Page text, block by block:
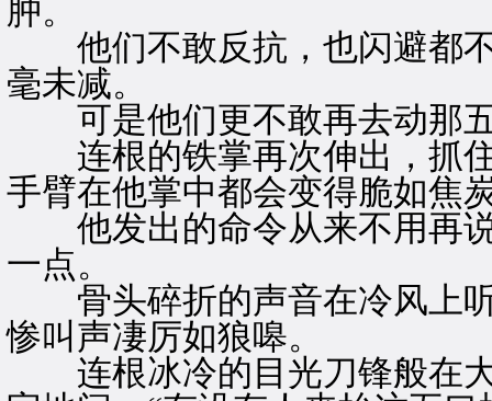
肿。
他们不敢反抗，也闪避都不
毫未减。
可是他们更不敢再去动那
连根的铁掌再次伸出，抓住
手臂在他掌中都会变得脆如焦
他发出的命令从来不用再说
一点。
骨头碎折的声音在冷风上听
惨叫声凄厉如狼嗥。
连根冰冷的目光刀锋般在大